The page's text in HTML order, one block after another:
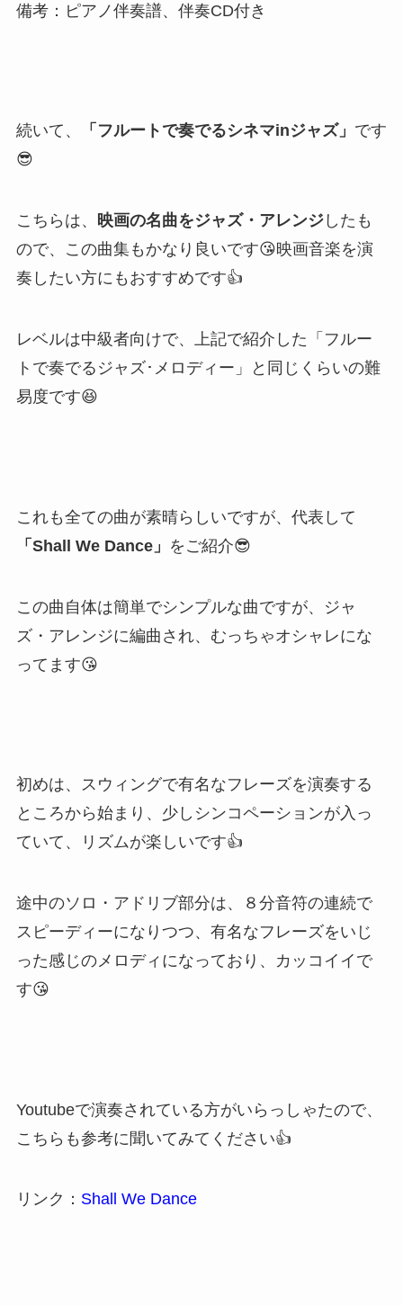
備考：ピアノ伴奏譜、伴奏CD付き
続いて、 「フルートで奏でるシネマinジャズ」 です
😎
こちらは、 映画の名曲をジャズ・アレンジしたも
ので、この曲集もかなり良いです😘映画音楽を演
奏したい方にもおすすめです👍
レベルは中級者向けで、上記で紹介した「フルー
トで奏でるジャズ･メロディー」と同じくらいの難
易度です😆
これも全ての曲が素晴らしいですが、代表して
「Shall We Dance」 をご紹介😎
この曲自体は簡単でシンプルな曲ですが、ジャ
ズ・アレンジに編曲され、むっちゃオシャレにな
ってます😘
初めは、スウィングで有名なフレーズを演奏する
ところから始まり、少しシンコペーションが入っ
ていて、リズムが楽しいです👍
途中のソロ・アドリブ部分は、８分音符の連続で
スピーディーになりつつ、有名なフレーズをいじ
った感じのメロディになっており、カッコイイで
す😘
Youtubeで演奏されている方がいらっしゃたので、
こちらも参考に聞いてみてください👍
リンク： Shall We Dance